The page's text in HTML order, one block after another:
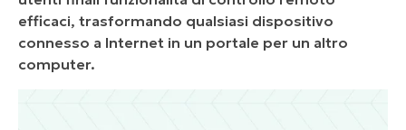
efficaci, trasformando qualsiasi dispositivo
connesso a Internet in un portale per un altro
computer.